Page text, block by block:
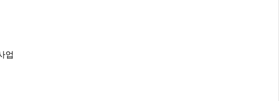
업